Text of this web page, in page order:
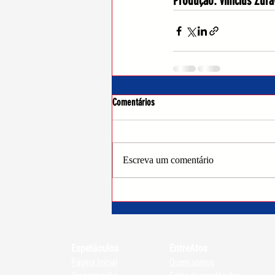
Comentários
Escreva um comentário